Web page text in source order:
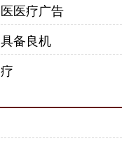
医疗广告
备良机